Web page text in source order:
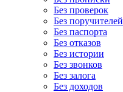
Без проверок
Без поручителей
Без паспорта
Без отказов
Без истории
Без звонков
Без залога
Без доходов